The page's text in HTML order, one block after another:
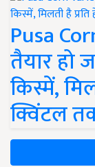
Pusa
तैयार हो
किस्में,
क्विंटल